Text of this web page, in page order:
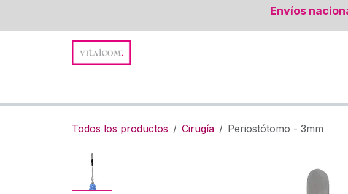
Envíos
Todos los productos Cirugía Periostótomo - 3mm